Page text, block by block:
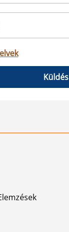
Küldés